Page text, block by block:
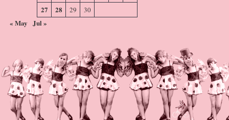
27
28 29 30
« May Jul »